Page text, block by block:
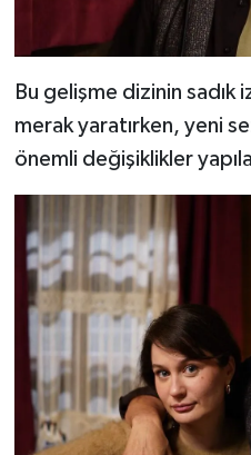
Bu gelişme dizinin sadık
merak yaratırken, yeni
önemli değişiklikler